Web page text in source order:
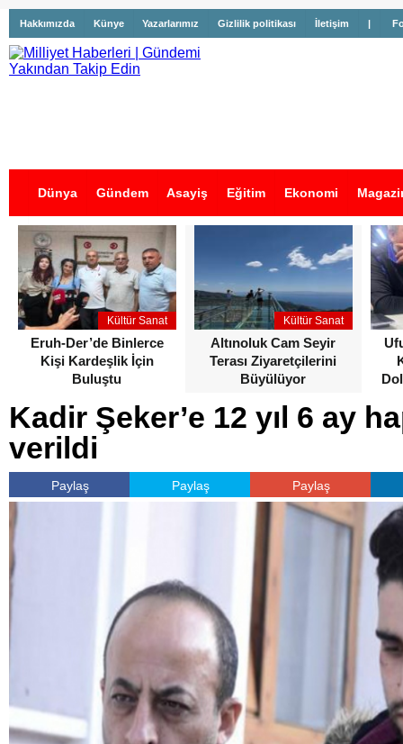
Hakkımızda Künye Yazarlarımız Gizlilik politikası İletişim |
Dünya Gündem Asayiş Eğitim Ekonomi
İş İlanları
Kültür Sanat
Eruh-Der’de Binlerce
Kişi Kardeşlik İçin
Buluştu
Kültür Sanat
Altınoluk Cam Seyir
Terası Ziyaretçilerini
Büyülüyor
Kadir Şeker’e 12 yıl 6 ay
verildi
Paylaş Paylaş Paylaş